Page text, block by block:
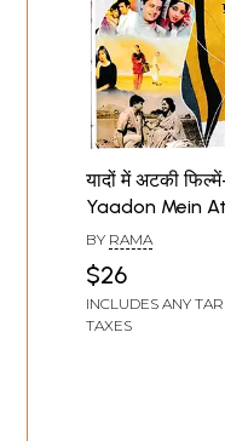
यादों में अटकी
Yaadon Mein
Filmein (Hindi
Journey)
BY RAMA
$26
INCLUDES ANY
TAXES